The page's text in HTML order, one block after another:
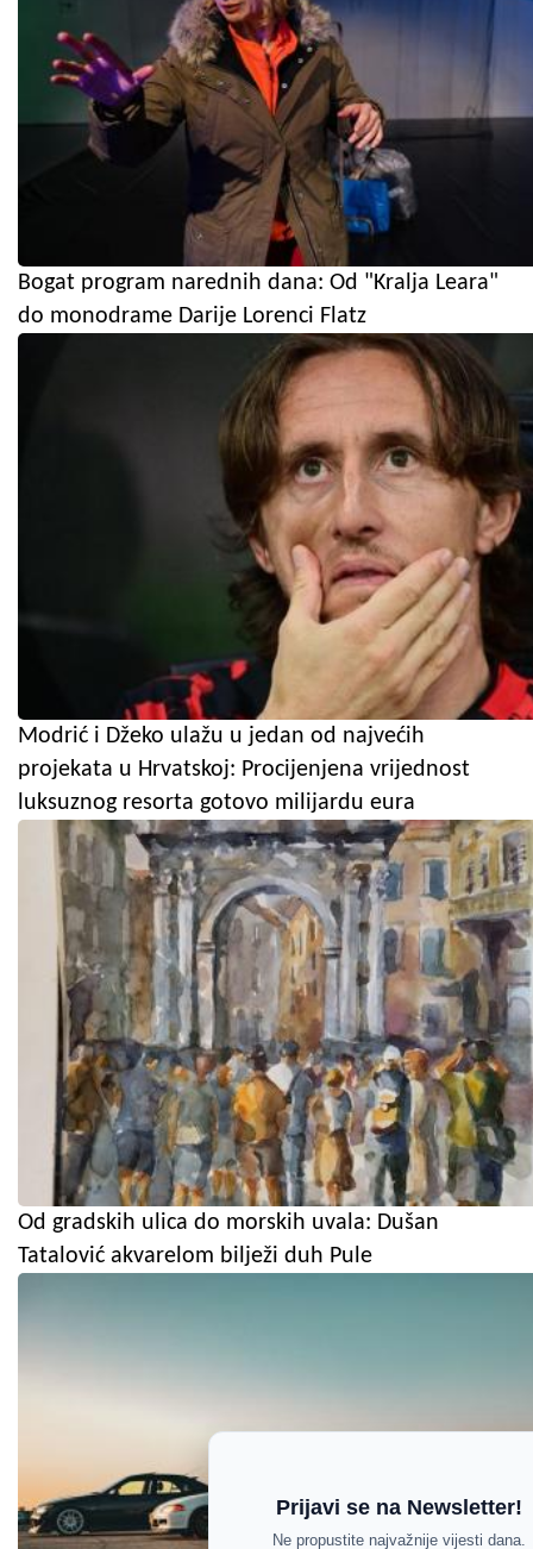
Bogat program narednih dana: Od "Kralja Leara"
do monodrame Darije Lorenci Flatz
Modrić i Džeko ulažu u jedan od najvećih
projekata u Hrvatskoj: Procijenjena vrijednost
luksuznog resorta gotovo milijardu eura
Od gradskih ulica do morskih uvala: Dušan
Tatalović akvarelom bilježi duh Pule
Prijavi se na Newsletter!
Ne propustite najvažnije vijesti dana.